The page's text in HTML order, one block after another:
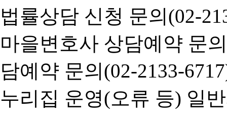
법률상담 신청 문의(02-
마을변호사 상담예약 문
담예약 문의(02-2133-
누리집 운영(오류 등) 일